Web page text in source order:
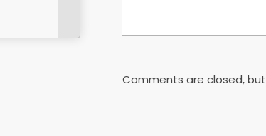
Comments are closed, but